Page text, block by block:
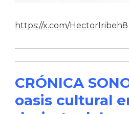
https://x.com/HectorIribeh8
CRÓNICA
oasis cultural